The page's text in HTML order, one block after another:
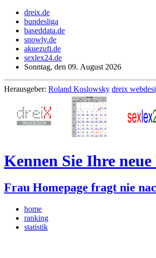
dreix.de
bundesliga
baseddata.de
snowly.de
akuezufi.de
sexlex24.de
Sonntag, den 09. August 2026
Herausgeber: Roland Koslowsky dreix
Kennen Sie Ihre
Frau Homepage fragt nie
home
ranking
statistik